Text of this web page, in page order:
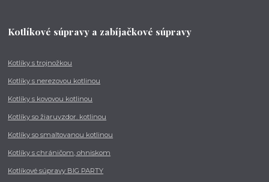
Kotlíkové súpravy a zabíjačkové súpravy
Kotlíky s trojnožkou
Kotlíky s nerezovou kotlinou
Kotlíky s kovovou kotlinou
Kotlíky so žiaruvzdor. kotlinou
Kotlíky so smaltovanou kotlinou
Kotlíky s chráničom, ohniskom
Kotlíkové súpravy BIG PARTY